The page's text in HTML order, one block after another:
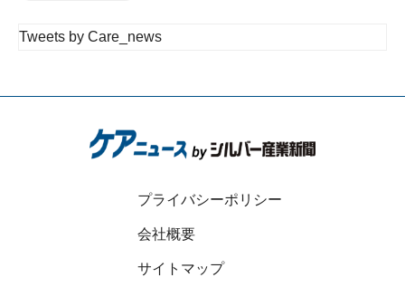
Tweets by Care_news
プライバシーポリシー
会社概要
サイトマップ